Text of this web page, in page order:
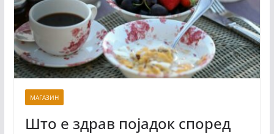
МАГАЗИН
Што е здрав појадок според